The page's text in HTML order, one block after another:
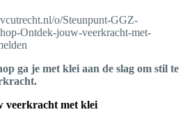
o/Steunpunt-GGZ-
Ontdek-jouw-veerkracht-met-
ga je met klei aan de slag om stil te
veerkracht met klei